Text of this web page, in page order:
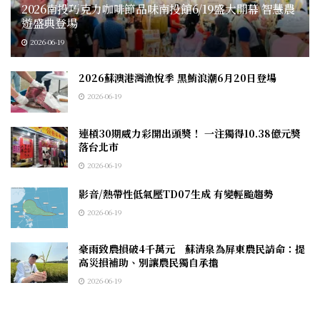
2026南投巧克力咖啡節品味南投館6/19盛大開幕 智慧農
遊盛典登場
2026-06-19
2026蘇澳港灣漁悅季 黑鮪浪潮6月20日登場
2026-06-19
連槓30期威力彩開出頭獎！ 一注獨得10.38億元獎
落台北市
2026-06-19
影音/熱帶性低氣壓TD07生成 有變輕颱趨勢
2026-06-19
豪雨致農損破4千萬元 蘇清泉為屏東農民請命：提
高災損補助、別讓農民獨自承擔
2026-06-19